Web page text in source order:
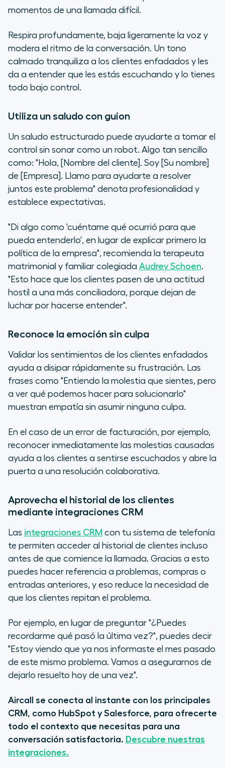
momentos de una llamada difícil.
Respira profundamente, baja ligeramente la voz y
modera el ritmo de la conversación. Un tono
calmado tranquiliza a los clientes enfadados y les
da a entender que les estás escuchando y lo tienes
todo bajo control.
Utiliza un saludo con guion
Un saludo estructurado puede ayudarte a tomar el
control sin sonar como un robot. Algo tan sencillo
como: "Hola, [Nombre del cliente]. Soy [Su nombre]
de [Empresa]. Llamo para ayudarte a resolver
juntos este problema" denota profesionalidad y
establece expectativas.
"Di algo como 'cuéntame qué ocurrió para que
pueda entenderlo', en lugar de explicar primero la
política de la empresa", recomienda la terapeuta
matrimonial y familiar colegiada Audrey Schoen.
"Esto hace que los clientes pasen de una actitud
hostil a una más conciliadora, porque dejan de
luchar por hacerse entender".
Reconoce la emoción sin culpa
Validar los sentimientos de los clientes enfadados
ayuda a disipar rápidamente su frustración. Las
frases como "Entiendo la molestia que sientes, pero
a ver qué podemos hacer para solucionarlo"
muestran empatía sin asumir ninguna culpa.
En el caso de un error de facturación, por ejemplo,
reconocer inmediatamente las molestias causadas
ayuda a los clientes a sentirse escuchados y abre la
puerta a una resolución colaborativa.
Aprovecha el historial de los clientes
mediante integraciones CRM
Las integraciones CRM con tu sistema de telefonía
te permiten acceder al historial de clientes incluso
antes de que comience la llamada. Gracias a esto
puedes hacer referencia a problemas, compras o
entradas anteriores, y eso reduce la necesidad de
que los clientes repitan el problema.
Por ejemplo, en lugar de preguntar "¿Puedes
recordarme qué pasó la última vez?", puedes decir
"Estoy viendo que ya nos informaste el mes pasado
de este mismo problema. Vamos a asegurarnos de
dejarlo resuelto hoy de una vez".
Aircall se conecta al instante con los principales
CRM, como HubSpot y Salesforce, para ofrecerte
todo el contexto que necesitas para una
conversación satisfactoria. Descubre nuestras
integraciones.